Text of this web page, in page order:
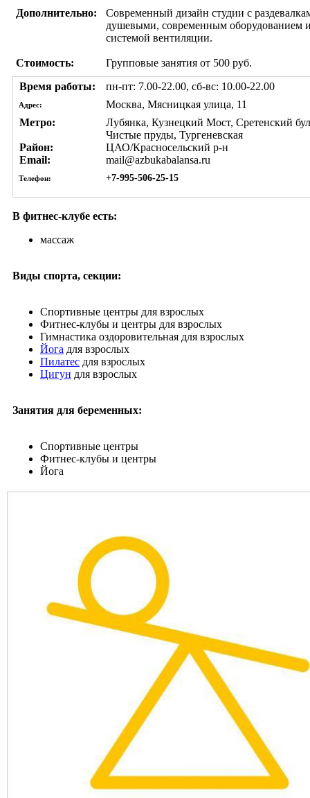
Дополнительно:
Современный дизайн студии с
душевыми, современным оборудованием
системой вентиляции.
Стоимость:
Групповые занятия от 500 руб.
Время работы:
пн-пт: 7.00-22.00, сб-вс: 10.00-22.00
Адрес:
Москва, Мясницкая улица, 11
Метро:
Лубянка, Кузнецкий Мост, Сретенский
Чистые пруды, Тургеневская
Район:
ЦАО/Красносельский р-н
Email:
mail@azbukabalansa.ru
Телефон: +7-995-506-25-15
В фитнес-клубе есть:
массаж
Виды спорта, секции:
Спортивные центры для взрослых
Фитнес-клубы и центры для взрослых
Гимнастика оздоровительная для взрослых
Йога для взрослых
Пилатес для взрослых
Цигун для взрослых
Занятия для беременных:
Спортивные центры
Фитнес-клубы и центры
Йога